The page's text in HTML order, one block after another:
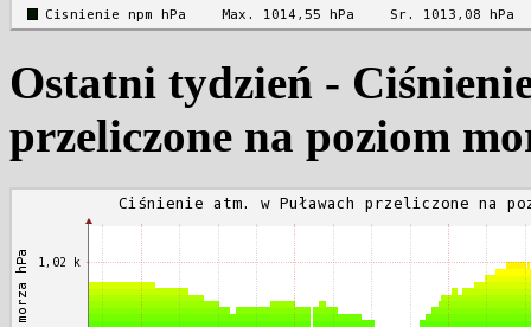
Ostatni tydzień -
przeliczone na poziom